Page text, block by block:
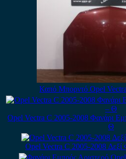
Καπό Μπορντό Opel
Opel Vectra C 2005-2008 Φανάρι
Θ
Opel Vectra C 2005-2008